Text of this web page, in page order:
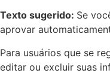
Texto sugerido: Se
aprovar
Para usuários que se
editar ou excluir suas